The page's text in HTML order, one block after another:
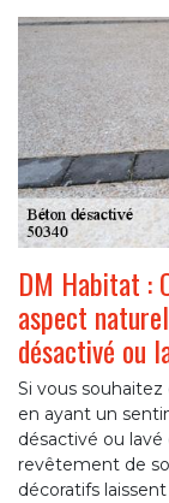
DM Habitat :
aspect
désactivé ou
Si vous
en ayant un
désactivé ou
revêtement de
décoratifs